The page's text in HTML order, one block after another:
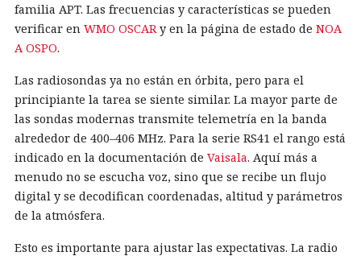
familia APT. Las frecuencias y características se pueden
verificar en WMO OSCAR y en la página de estado de NOA
A OSPO.
Las radiosondas ya no están en órbita, pero para el
principiante la tarea se siente similar. La mayor parte de
las sondas modernas transmite telemetría en la banda
alrededor de 400–406 MHz. Para la serie RS41 el rango está
indicado en la documentación de Vaisala. Aquí más a
menudo no se escucha voz, sino que se recibe un flujo
digital y se decodifican coordenadas, altitud y parámetros
de la atmósfera.
Esto es importante para ajustar las expectativas. La radio